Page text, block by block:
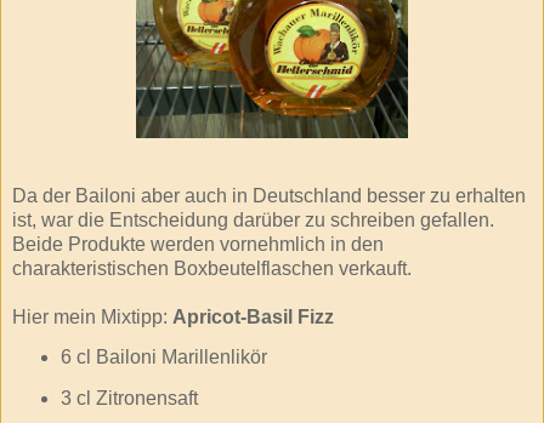
Da der Bailoni aber auch in Deutschland besser zu erhalten
ist, war die Entscheidung darüber zu schreiben gefallen.
Beide Produkte werden vornehmlich in den
charakteristischen Boxbeutelflaschen verkauft.
Hier mein Mixtipp: Apricot-Basil
Fizz
6 cl Bailoni Marillenlikör
3 cl Zitronensaft